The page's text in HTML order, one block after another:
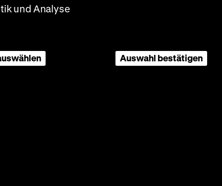
und Analyse
Auswahl bestätigen